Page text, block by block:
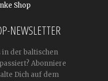
Shop
NEWSLETTER
in der baltischen
Abonniere
Dich auf dem